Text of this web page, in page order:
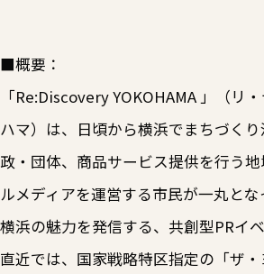
■概要：
「Re:Discovery YOKOHAMA 」（リ
ハマ）は、日頃から横浜でまちづく
政・団体、商品サービス提供を行う
ルメディアを運営する市民が一丸と
横浜の魅力を発信する、共創型PRイベ
直近では、国家戦略特区指定の「ザ・